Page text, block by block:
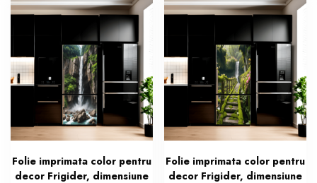
207.03 lei.
207.03 lei.
Folie imprimata color pentru
decor Frigider, dimensiune
Folie imprimata color pentru
decor Frigider, dimensiune